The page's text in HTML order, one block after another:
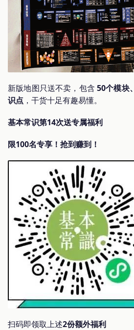
新版地图只送不卖，包含 50个模块
识点 ，干货十足有趣易懂。
基本常识第14次送专属福利
限100名专享！抢到赚到！
扫码即领取上述2份额外福利